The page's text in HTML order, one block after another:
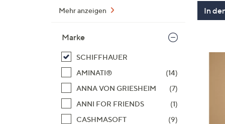
Mehr anzeigen
Marke
SCHIFFHAUER
AMINATI®
(14)
ANNA VON GRIESHEIM
(7)
ANNI FOR FRIENDS
(1)
CASHMASOFT
(9)
In